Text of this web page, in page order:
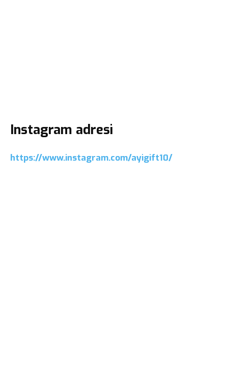
Instagram adresi
https://www.instagram.com/ayigift10/